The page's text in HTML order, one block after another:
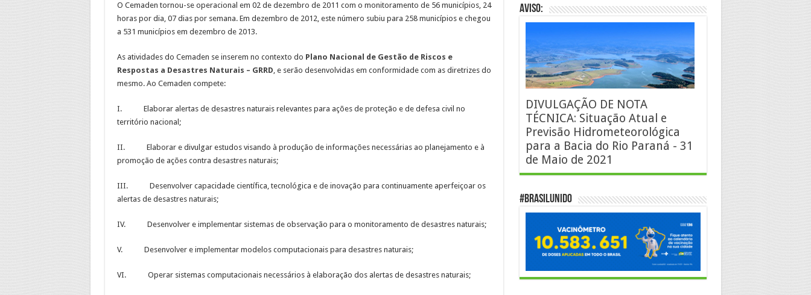
O Cemaden tornou-se operacional em 02 de dezembro de 2011 com o monitoramento de 56 municípios, 24
horas por dia, 07 dias por semana. Em dezembro de 2012, este número subiu para 258 municípios e chegou
a 531 municípios em dezembro de 2013.
As atividades do Cemaden se inserem no contexto do Plano Nacional de Gestão de Riscos e
Respostas a Desastres Naturais – GRRD, e serão desenvolvidas em conformidade com as diretrizes do
mesmo. Ao Cemaden compete:
I. Elaborar alertas de desastres naturais relevantes para ações de proteção e de defesa civil no
território nacional;
II. Elaborar e divulgar estudos visando à produção de informações necessárias ao planejamento e à
promoção de ações contra desastres naturais;
III. Desenvolver capacidade científica, tecnológica e de inovação para continuamente aperfeiçoar os
alertas de desastres naturais;
IV. Desenvolver e implementar sistemas de observação para o monitoramento de desastres naturais;
V. Desenvolver e implementar modelos computacionais para desastres naturais;
VI. Operar sistemas computacionais necessários à elaboração dos alertas de desastres naturais;
AVISO:
DIVULGAÇÃO DE NOTA
TÉCNICA: Situação Atual e
Previsão Hidrometeorológica
para a Bacia do Rio Paraná - 31
de Maio de 2021
#BrasilUnido